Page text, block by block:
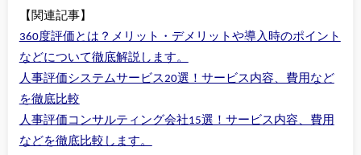
【関連記事】
360度評価とは？メリット・デメリットや導入時のポイント
などについて徹底解説します。
人事評価システムサービス20選！サービス内容、費用など
を徹底比較
人事評価コンサルティング会社15選！サービス内容、費用
などを徹底比較します。